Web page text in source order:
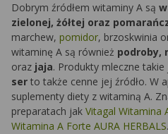
Dobrym źródłem witaminy A są
zielonej, żółtej oraz
marchew, pomidor, brzoskwinia
witaminę A są również podroby,
oraz jaja. Produkty mleczne takie
ser to także cenne jej źródło. W
suplementy diety z witaminą A.
preparatach jak Vitagal Witamina
Witamina A Forte AURA HERBALS.